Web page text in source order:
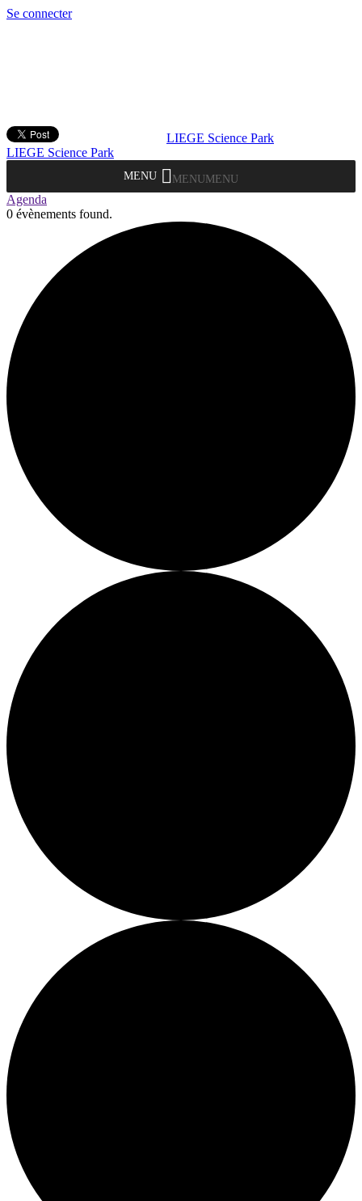
Se connecter
LIEGE Science Park
LIEGE Science Park
MENU MENU
Agenda
0 évènements found.